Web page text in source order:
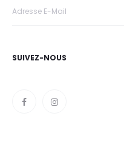
SUIVEZ-NOUS